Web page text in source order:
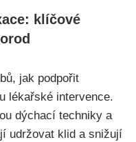
klíčové⁣
jak‍ podpořit
lékařské⁤ intervence.
dýchací​ techniky⁣ a
udržovat klid a snižují